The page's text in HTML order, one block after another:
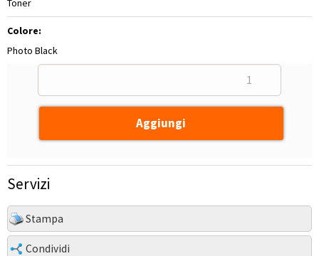
Toner
Colore:
Photo Black
Servizi
Stampa
Condividi